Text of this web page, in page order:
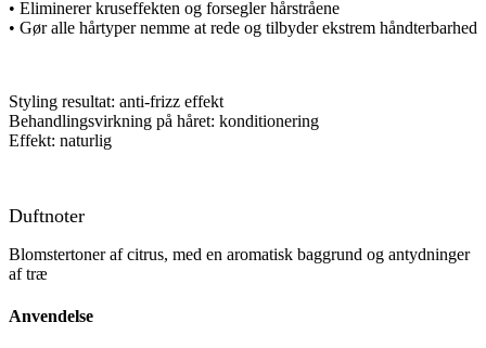
• Eliminerer kruseffekten og forsegler hårstråene
• Gør alle hårtyper nemme at rede og tilbyder ekstrem håndterbarhed
Styling resultat: anti-frizz effekt
Behandlingsvirkning på håret: konditionering
Effekt: naturlig
Duftnoter
Blomstertoner af citrus, med en aromatisk baggrund og antydninger
af træ
Anvendelse